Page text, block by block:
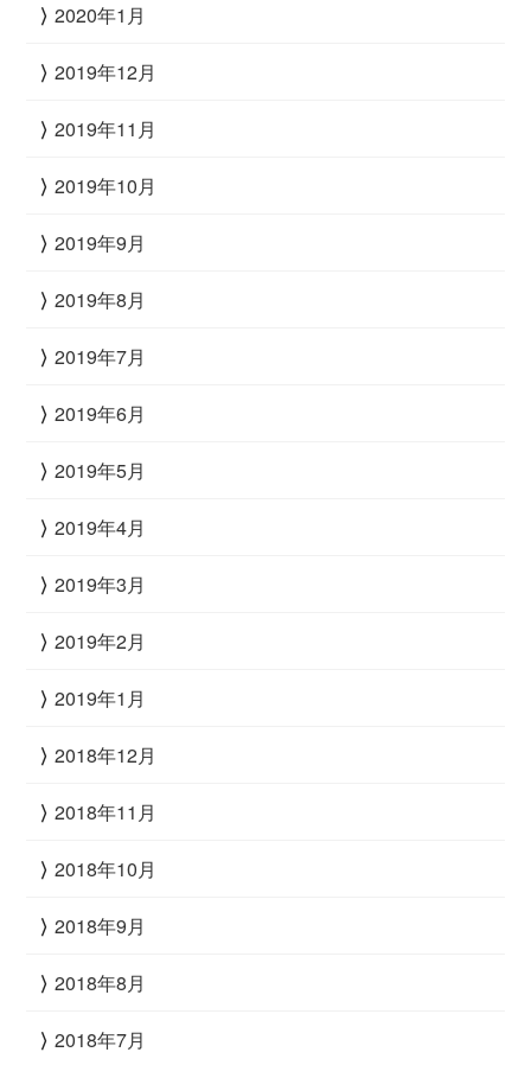
2020年1月
2019年12月
2019年11月
2019年10月
2019年9月
2019年8月
2019年7月
2019年6月
2019年5月
2019年4月
2019年3月
2019年2月
2019年1月
2018年12月
2018年11月
2018年10月
2018年9月
2018年8月
2018年7月